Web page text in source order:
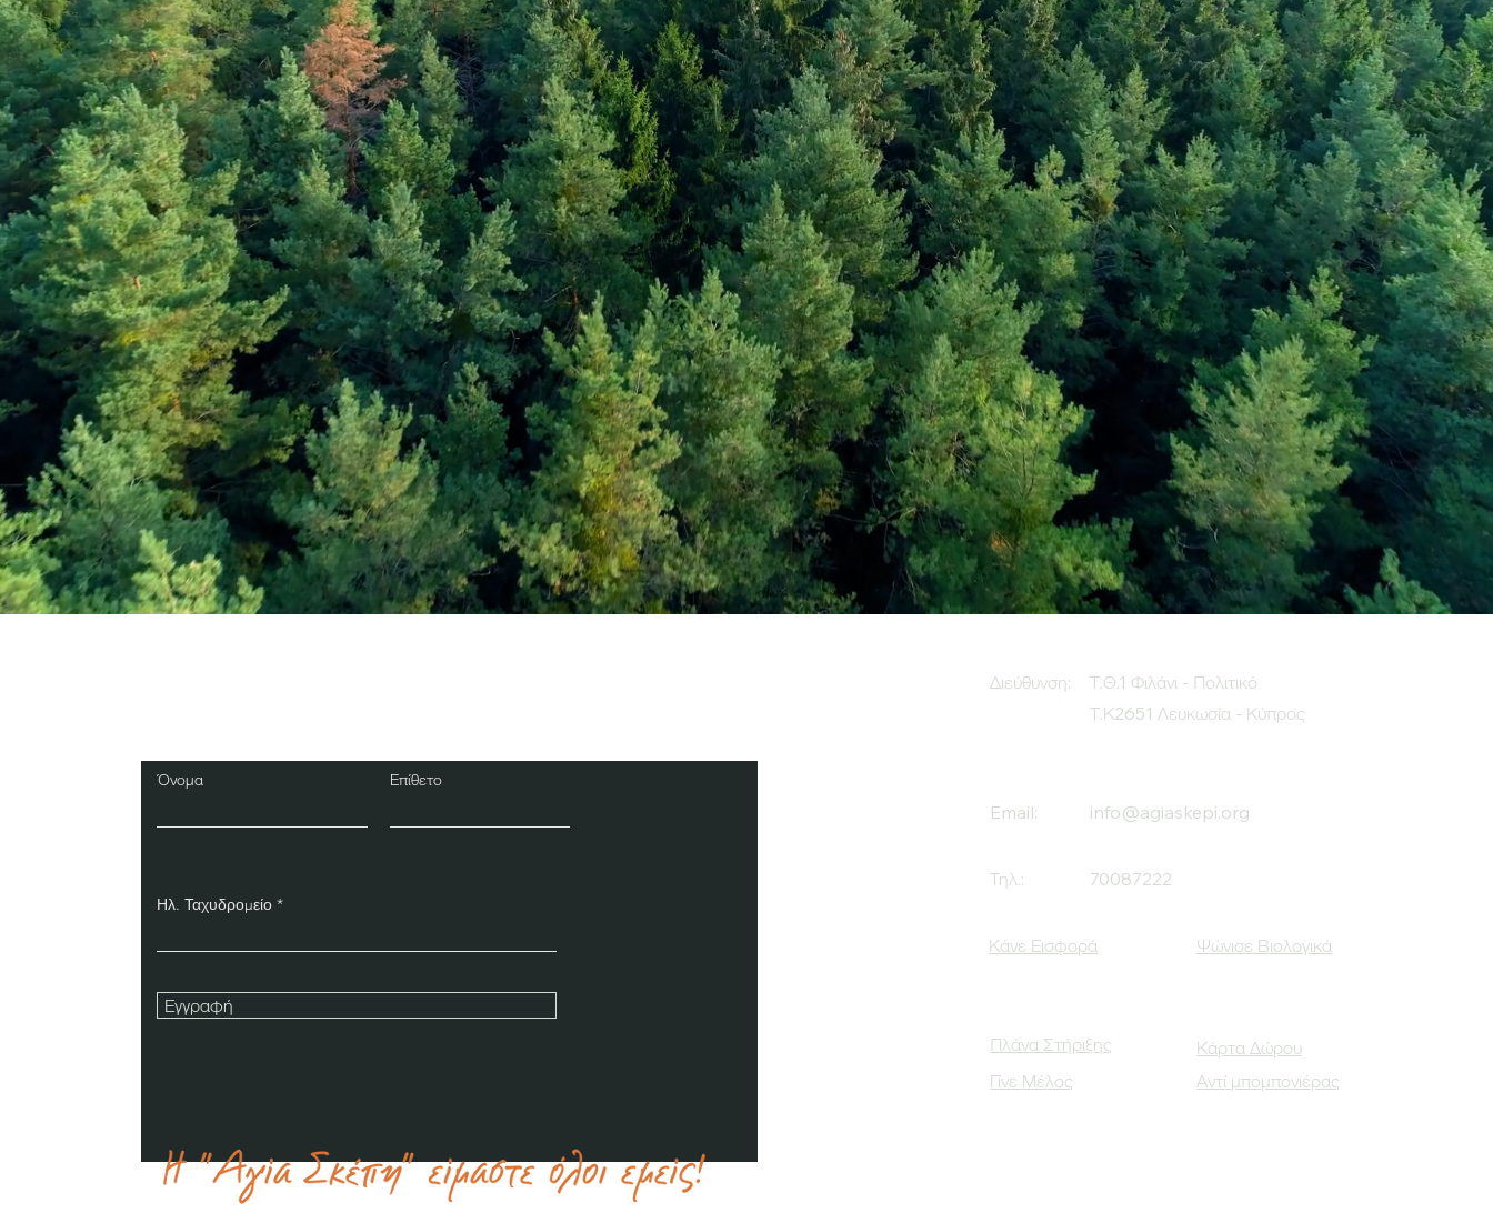
Όνομα Επίθετο
Ηλ. Ταχυδρομείο
Εγγραφή
Διεύθυνση:
Τ.Θ.1 Φιλάνι - Πολιτικό
Τ.Κ2651 Λευκωσία - Κύπρος
Email: info@agiaskepi.org
Τηλ.: 70087222
Κάνε Εισφορά Ψώνισε Βιολογικά
Πλάνα Στήριξης
Γίνε Μέλος
Κάρτα Δώρου
Αντί μπομπονιέρας